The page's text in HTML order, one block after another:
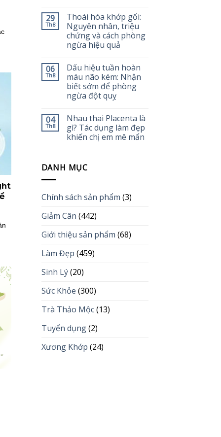
29
Th8
Thoái hóa khớp gối:
Nguyên nhân, triệu
chứng và cách phòng
ngừa hiệu quả
06
Th8
Dấu hiệu tuần hoàn
máu não kém: Nhận
biết sớm để phòng
ngừa đột quỵ
04
Th8
Nhau thai Placenta là
gì? Tác dụng làm đẹp
khiến chị em mê mẩn
DANH MỤC
Chính sách sản phẩm (3)
Giảm Cân (442)
Giới thiệu sản phẩm (68)
Làm Đẹp (459)
Sinh Lý(20)
Sức Khỏe (300)
Trà Thảo Mộc(13)
Tuyển dụng(2)
Xương Khớp (24)